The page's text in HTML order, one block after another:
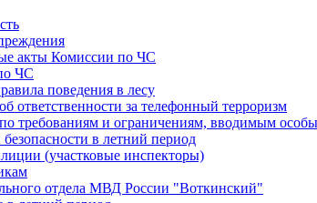
акты Комиссии по ЧС
ЧС
поведения в лесу
ответственности за телефонный терроризм
требованиям и ограничениям, вводимым
в летний период
(участковые инспекторы)
отдела МВД России "Воткинский"